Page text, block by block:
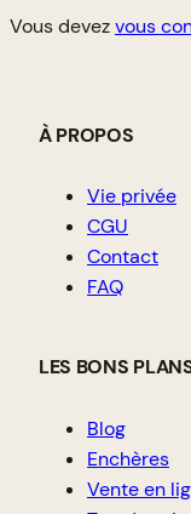
Vous devezvous
À PROPOS
Vie privée
CGU
Contact
FAQ
LES BONS
Blog
Enchères
Vente en